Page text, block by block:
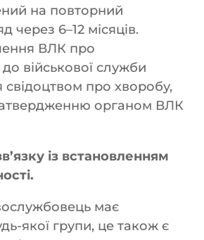
на повторний
через 6–12 місяців.
ВЛК про
військової служби
про хворобу,
органом ВЛК
із встановленням
має
якої групи, це також є